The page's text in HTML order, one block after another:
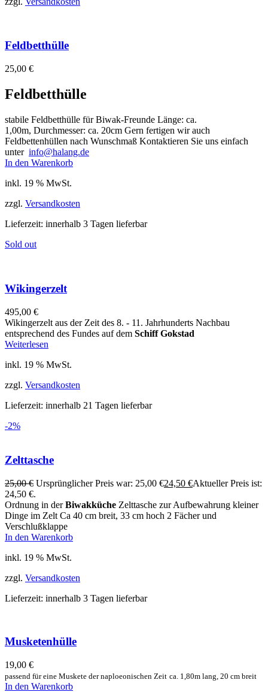
Feldbetthülle
25,00 €
Feldbetthülle
stabile Feldbetthülle für Biwak-Freunde Länge: ca.
1,00m, Durchmesser: ca. 20cm Gern fertigen wir auch
Feldbettenhüllen nach Wunschmaß Kontaktieren Sie uns einfach
unter info@halang.de
In den Warenkorb
inkl. 19 % MwSt.
zzgl. Versandkosten
Lieferzeit: innerhalb 3 Tagen lieferbar
Sold out
Wikingerzelt
495,00 €
Wikingerzelt aus der Zeit des 8. - 11. Jahrhunderts Nachbau
entsprechend des Fundes auf dem Schiff Gokstad
Weiterlesen
inkl. 19 % MwSt.
zzgl. Versandkosten
Lieferzeit: innerhalb 21 Tagen lieferbar
-2%
Zelttasche
25,00€ Ursprünglicher Preis war: 25,00 €24,50 €Aktueller Preis ist:
24,50 €.
Ordnung in derBiwakküche Zelttasche zur Aufbewahrung kleiner
Dinge im Zelt Ca 40 cm breit, 33 cm hoch 2 Fächer und
Verschlußklappe
In den Warenkorb
inkl. 19 % MwSt.
zzgl. Versandkosten
Lieferzeit: innerhalb 3 Tagen lieferbar
Musketenhülle
19,00 €
passend für eine Muskete der naploeonischen Zeit ca. 1,80m lang, 20 cm breit
In den Warenkorb